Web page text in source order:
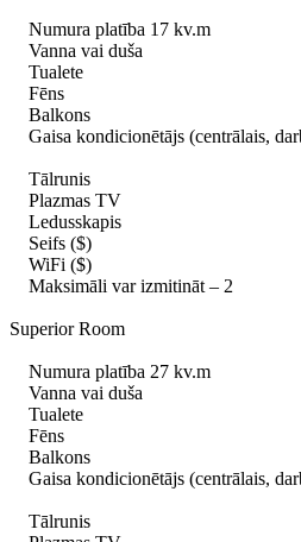
Numura platība 17 kv.m
Vanna vai duša
Tualete
Fēns
Balkons
Gaisa kondicionētājs (centrālais,
Tālrunis
Plazmas TV
Ledusskapis
Seifs ($)
WiFi ($)
Maksimāli var izmitināt – 2
Superior Room
Numura platība 27 kv.m
Vanna vai duša
Tualete
Fēns
Balkons
Gaisa kondicionētājs (centrālais,
Tālrunis